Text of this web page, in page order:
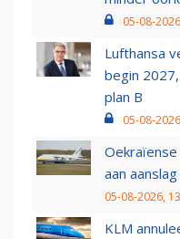
05-08-
Lufthansa
begin
plan B
05-08-
aan
05-08-2026,
KLM